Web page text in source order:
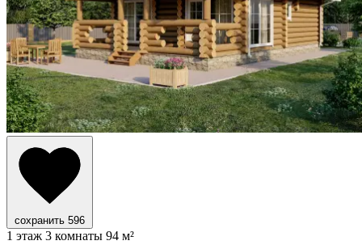
сохранить 596
1 этаж 3 комнаты 94 м²